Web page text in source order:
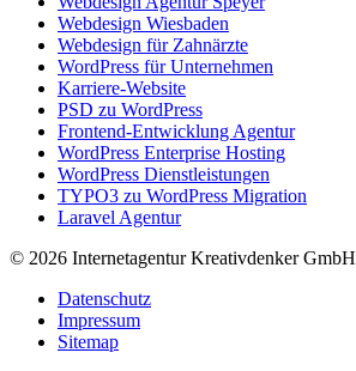
Webdesign Wiesbaden
Webdesign für Zahnärzte
WordPress für Unternehmen
Karriere-Website
PSD zu WordPress
Frontend-Entwicklung Agentur
WordPress Enterprise Hosting
WordPress Dienstleistungen
TYPO3 zu WordPress Migration
Laravel Agentur
© 2026 Internetagentur Kreativdenker GmbH
Datenschutz
Impressum
Sitemap